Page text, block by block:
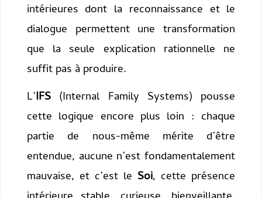
intérieures dont la reconnaissance et le
dialogue permettent une transformation
que la seule explication rationnelle ne
suffit pas à produire.
L’IFS(Internal Family Systems) pousse
cette logique encore plus loin : chaque
partie de nous-même mérite d’être
entendue, aucune n’est fondamentalement
mauvaise, et c’est le Soi, cette présence